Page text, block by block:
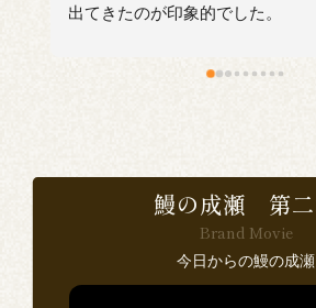
鰻の成瀬 第
Brand Movie
今日からの鰻の成瀬